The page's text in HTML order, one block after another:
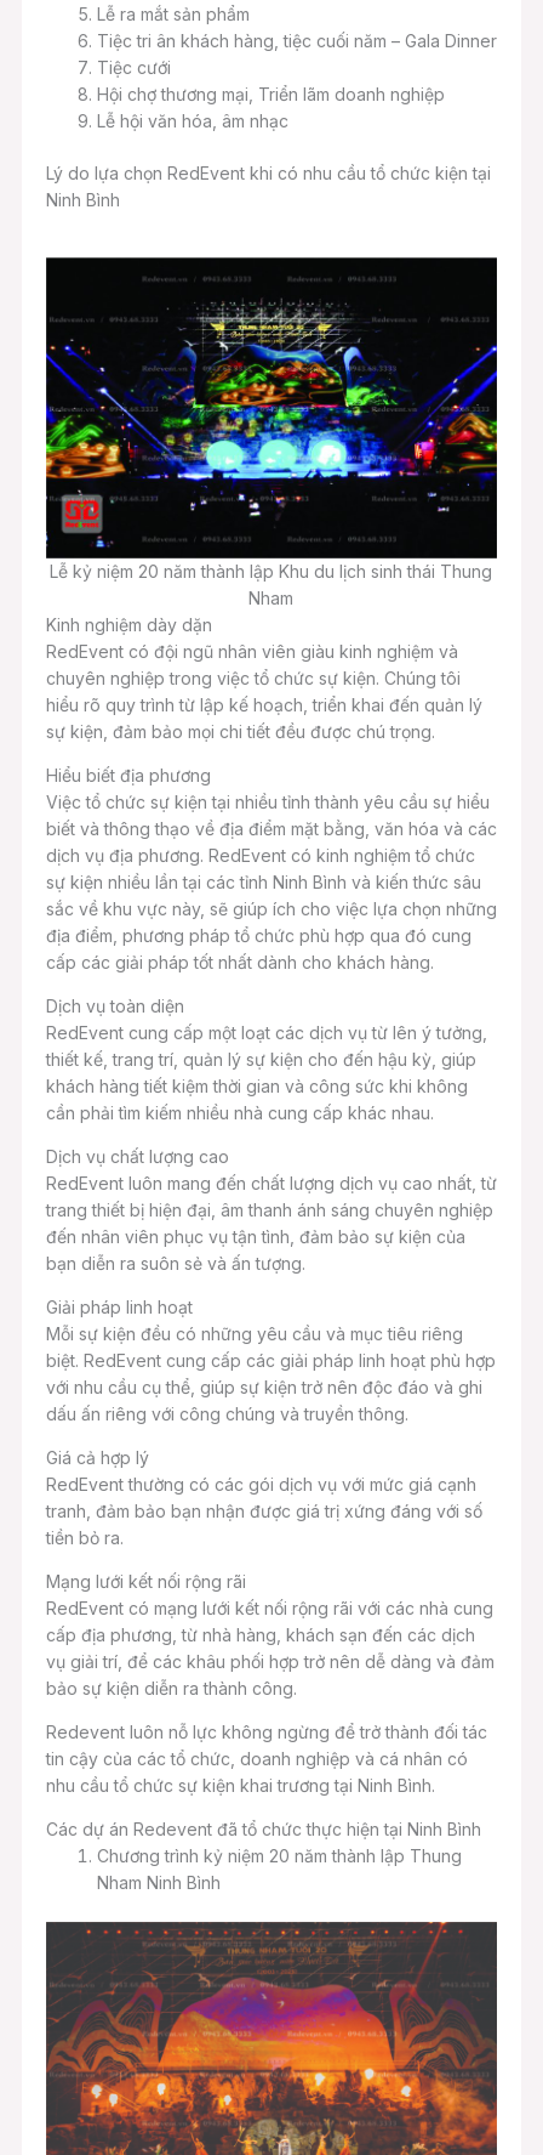
Lễ ra mắt sản phẩm
Tiệc tri ân khách hàng, tiệc cuối năm – Gala Dinner
Tiệc cưới
Hội chợ thương mại, Triển lãm doanh nghiệp
Lễ hội văn hóa, âm nhạc
Lý do lựa chọn RedEvent khi có nhu cầu tổ chức kiện tại
Ninh Bình
Lễ kỷ niệm 20 năm thành lập Khu du lịch sinh thái Thung
Nham
Kinh nghiệm dày dặn
RedEvent có đội ngũ nhân viên giàu kinh nghiệm và
chuyên nghiệp trong việc tổ chức sự kiện. Chúng tôi
hiểu rõ quy trình từ lập kế hoạch, triển khai đến quản lý
sự kiện, đảm bảo mọi chi tiết đều được chú trọng.
Hiểu biết địa phương
Việc tổ chức sự kiện tại nhiều tỉnh thành yêu cầu sự hiểu
biết và thông thạo về địa điểm mặt bằng, văn hóa và các
dịch vụ địa phương. RedEvent có kinh nghiệm tổ chức
sự kiện nhiều lần tại các tỉnh Ninh Bình và kiến thức sâu
sắc về khu vực này, sẽ giúp ích cho việc lựa chọn những
địa điểm, phương pháp tổ chức phù hợp qua đó cung
cấp các giải pháp tốt nhất dành cho khách hàng.
Dịch vụ toàn diện
RedEvent cung cấp một loạt các dịch vụ từ lên ý tưởng,
thiết kế, trang trí, quản lý sự kiện cho đến hậu kỳ, giúp
khách hàng tiết kiệm thời gian và công sức khi không
cần phải tìm kiếm nhiều nhà cung cấp khác nhau.
Dịch vụ chất lượng cao
RedEvent luôn mang đến chất lượng dịch vụ cao nhất, từ
trang thiết bị hiện đại, âm thanh ánh sáng chuyên nghiệp
đến nhân viên phục vụ tận tình, đảm bảo sự kiện của
bạn diễn ra suôn sẻ và ấn tượng.
Giải pháp linh hoạt
Mỗi sự kiện đều có những yêu cầu và mục tiêu riêng
biệt. RedEvent cung cấp các giải pháp linh hoạt phù hợp
với nhu cầu cụ thể, giúp sự kiện trở nên độc đáo và ghi
dấu ấn riêng với công chúng và truyền thông.
Giá cả hợp lý
RedEvent thường có các gói dịch vụ với mức giá cạnh
tranh, đảm bảo bạn nhận được giá trị xứng đáng với số
tiền bỏ ra.
Mạng lưới kết nối rộng rãi
RedEvent có mạng lưới kết nối rộng rãi với các nhà cung
cấp địa phương, từ nhà hàng, khách sạn đến các dịch
vụ giải trí, để các khâu phối hợp trở nên dễ dàng và đảm
bảo sự kiện diễn ra thành công.
Redevent luôn nỗ lực không ngừng để trở thành đối tác
tin cậy của các tổ chức, doanh nghiệp và cá nhân có
nhu cầu tổ chức sự kiện khai trương tại Ninh Bình.
Các dự án Redevent đã tổ chức thực hiện tại Ninh Bình
Chương trình kỷ niệm 20 năm thành lập Thung
Nham Ninh Bình